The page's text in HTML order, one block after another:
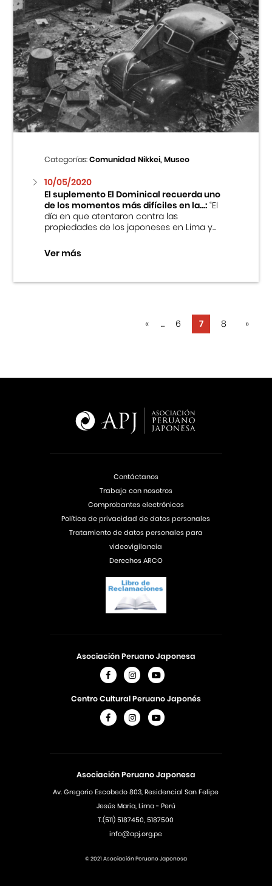
Categorías:Comunidad Nikkei, Museo
10/05/2020
El suplemento El Dominical recuerda uno
de los momentos más difíciles en la...:“El
día en que atentaron contra las
propiedades de los japoneses en Lima y...
Ver más
« ... 6 7 8 »
Asociación Peruano Japonesa
Av. Gregorio Escobedo 803, Residencial San Felipe
Jesús Maria, Lima - Perú
T.(511) 5187450, 5187500
info@apj.org.pe
Asociación Peruano Japonesa
Centro Cultural Peruano Japonés
Contáctanos
Trabaja con nosotros
Comprobantes electrónicos
Política de privacidad de datos personales
Tratamiento de datos personales para
videovigilancia
Derechos ARCO
© 2021 Asociación Peruano Japonesa